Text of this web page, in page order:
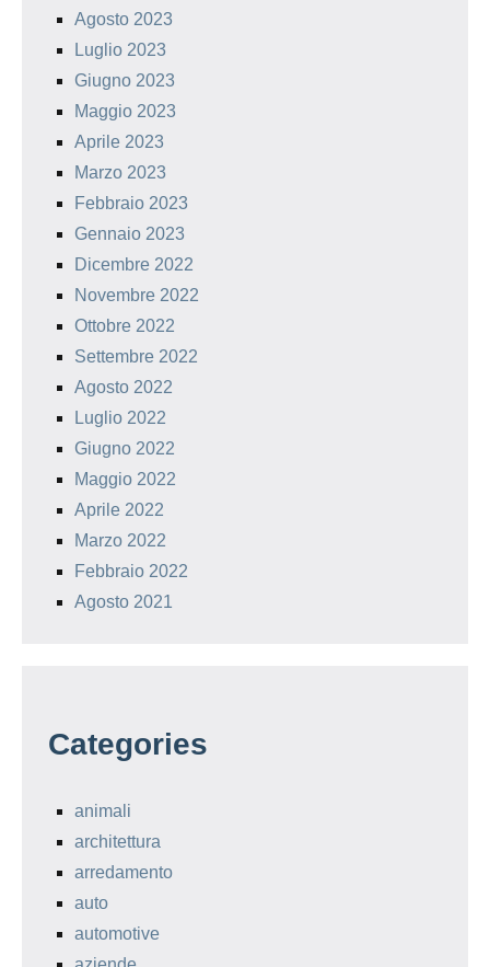
Agosto 2023
Luglio 2023
Giugno 2023
Maggio 2023
Aprile 2023
Marzo 2023
Febbraio 2023
Gennaio 2023
Dicembre 2022
Novembre 2022
Ottobre 2022
Settembre 2022
Agosto 2022
Luglio 2022
Giugno 2022
Maggio 2022
Aprile 2022
Marzo 2022
Febbraio 2022
Agosto 2021
Categories
animali
architettura
arredamento
auto
automotive